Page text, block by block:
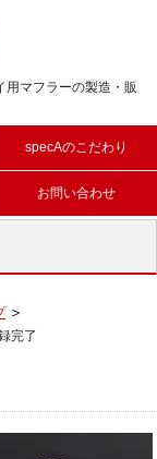
用マフラーの製造・販
specAのこだわり
お問い合わせ
完了